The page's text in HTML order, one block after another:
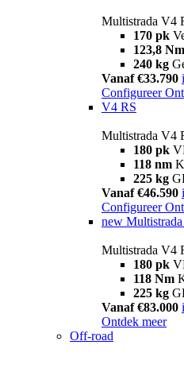
Multistrada V4
170 pk
123,8 Nm
240 kg
Vanaf €33.790 i
Configureer
V4 RS
Multistrada V4
180 pk
118 nm
225 kg
Vanaf €46.590 i
Configureer
new
Multistrada V4
180 pk
118 Nm
225 kg
Vanaf €83.000 i
Ontdek meer
Off-road